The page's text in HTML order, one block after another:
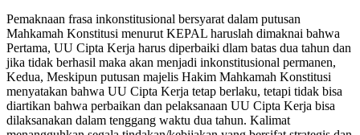
Pemaknaan frasa inkonstitusional bersyarat dalam putusan
Mahkamah Konstitusi menurut KEPAL haruslah dimaknai bahwa
Pertama, UU Cipta Kerja harus diperbaiki dlam batas dua tahun dan
jika tidak berhasil maka akan menjadi inkonstitusional permanen,
Kedua, Meskipun putusan majelis Hakim Mahkamah Konstitusi
menyatakan bahwa UU Cipta Kerja tetap berlaku, tetapi tidak bisa
diartikan bahwa perbaikan dan pelaksanaan UU Cipta Kerja bisa
dilaksanakan dalam tenggang waktu dua tahun. Kalimat